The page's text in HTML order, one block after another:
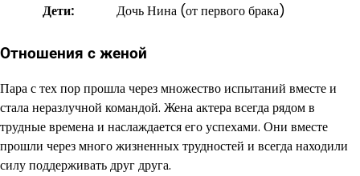
Дети:
Дочь Нина (от первого брака)
Отношения с женой
Пара с тех пор прошла через множество испытаний вместе и
стала неразлучной командой. Жена актера всегда рядом в
трудные времена и наслаждается его успехами. Они вместе
прошли через много жизненных трудностей и всегда находили
силу поддерживать друг друга.